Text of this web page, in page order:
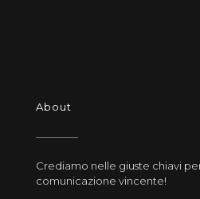
About
Crediamo nelle giuste chiavi
comunicazione vincente!